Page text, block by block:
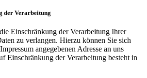
der Verarbeitung
Einschränkung der Verarbeitung Ihrer
zu verlangen. Hierzu können Sie sich
angegebenen Adresse an uns
Einschränkung der Verarbeitung besteht in